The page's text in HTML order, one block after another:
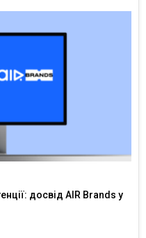
досвід AIR Brands у